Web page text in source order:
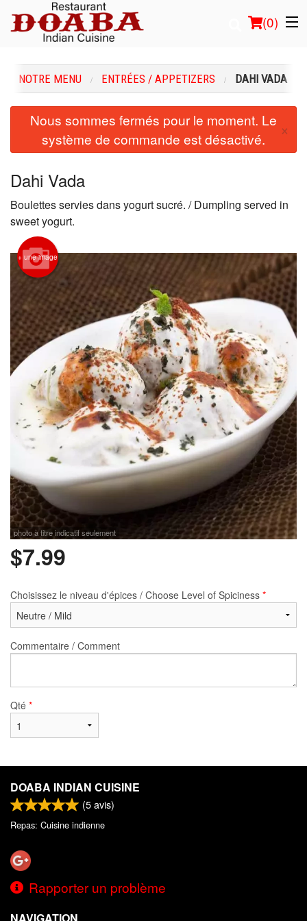
(0)
Commander en ligne
Emplacement
Connection
Inscription
Panier (0)
NOTRE MENU ENTRÉES / APPETIZERS DAHI VADA
Nous sommes fermés pour le moment. Le
système de commande est désactivé.
×
Dahi Vada
Boulettes servies dans yogurt sucré. / Dumpling served in
sweet yogurt.
+ une image
photo à titre indicatif seulement
$7.99
Choisissez le niveau d'épices / Choose Level of Spiciness *
Commentaire / Comment
Qté *
DOABA INDIAN CUISINE
(5avis)
Repas: Cuisine indienne
Rapporter un problème